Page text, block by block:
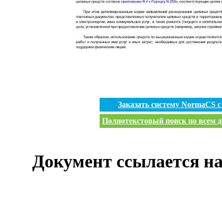
Заказать систему
Полнотекстовый поиск по всем
Документ ссылается